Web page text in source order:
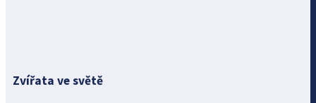
Zvířata ve světě